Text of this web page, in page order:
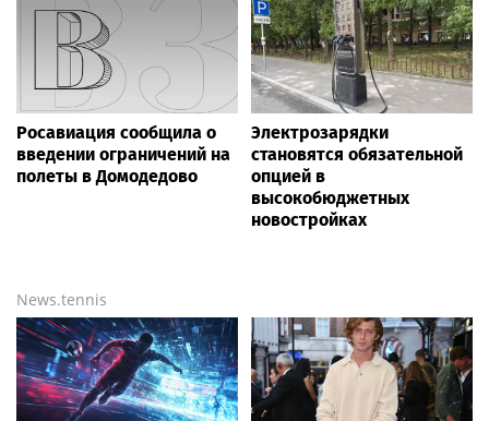
Росавиация сообщила о
введении ограничений на
полеты в Домодедово
Электрозарядки
становятся обязательной
опцией в
высокобюджетных
новостройках
News.tennis